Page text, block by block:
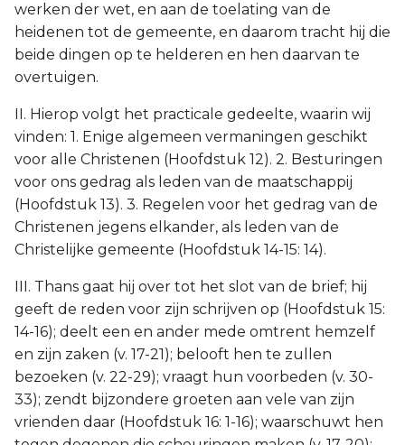
werken der wet, en aan de toelating van de
heidenen tot de gemeente, en daarom tracht hij die
beide dingen op te helderen en hen daarvan te
overtuigen.
II. Hierop volgt het practicale gedeelte, waarin wij
vinden: 1. Enige algemeen vermaningen geschikt
voor alle Christenen (Hoofdstuk 12). 2. Besturingen
voor ons gedrag als leden van de maatschappij
(Hoofdstuk 13). 3. Regelen voor het gedrag van de
Christenen jegens elkander, als leden van de
Christelijke gemeente (Hoofdstuk 14-15: 14).
III. Thans gaat hij over tot het slot van de brief; hij
geeft de reden voor zijn schrijven op (Hoofdstuk 15:
14-16); deelt een en ander mede omtrent hemzelf
en zijn zaken (v. 17-21); belooft hen te zullen
bezoeken (v. 22-29); vraagt hun voorbeden (v. 30-
33); zendt bijzondere groeten aan vele van zijn
vrienden daar (Hoofdstuk 16: 1-16); waarschuwt hen